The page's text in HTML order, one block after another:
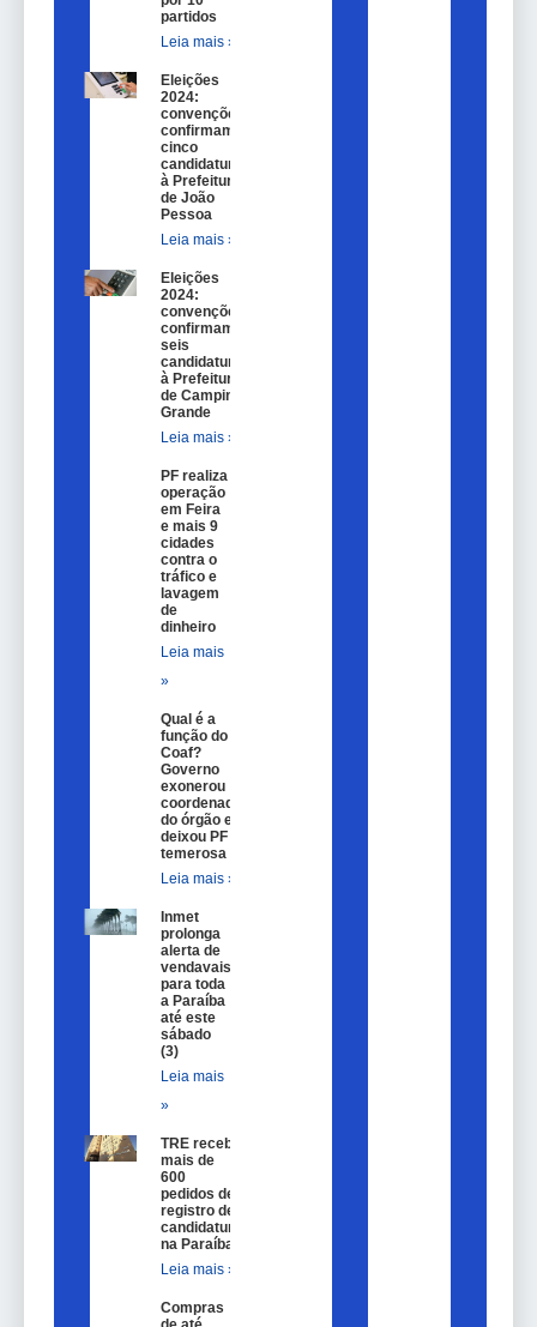
partidos
Leia mais »
Eleições
2024:
convenções
confirmam
cinco
candidaturas
à Prefeitura
de João
Pessoa
Leia mais »
Eleições
2024:
convenções
confirmam
seis
candidaturas
à Prefeitura
de Campina
Grande
Leia mais »
PF realiza
operação
em Feira
e mais 9
cidades
contra o
tráfico e
lavagem
de
dinheiro
Leia mais
»
Qual é a
função do
Coaf?
Governo
exonerou
coordenador
do órgão e
deixou PF
temerosa
Leia mais »
Inmet
prolonga
alerta de
vendavais
para toda
a Paraíba
até este
sábado
(3)
Leia mais
»
TRE recebe
mais de
600
pedidos de
registro de
candidatura
na Paraíba
Leia mais »
Compras